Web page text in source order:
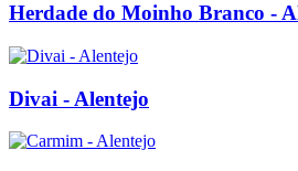
Herdade do Moinho Branco -
Divai - Alentejo